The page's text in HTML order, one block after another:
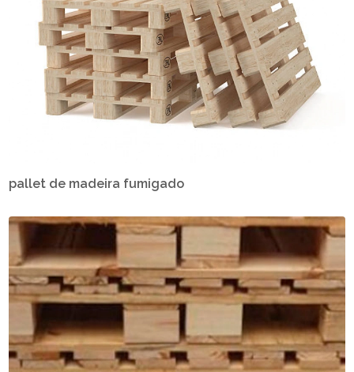
pallet de madeira fumigado